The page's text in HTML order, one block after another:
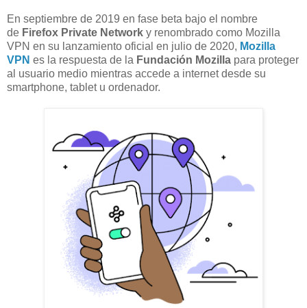
En septiembre de 2019 en fase beta bajo el nombre
de Firefox Private Network y renombrado como Mozilla
VPN en su lanzamiento oficial en julio de 2020, Mozilla
VPN es la respuesta de la Fundación Mozilla para proteger
al usuario medio mientras accede a internet desde su
smartphone, tablet u ordenador.